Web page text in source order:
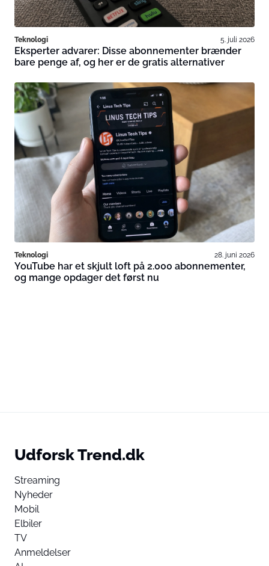
Teknologi 5. juli 2026
Eksperter advarer: Disse abonnementer brænder
bare penge af, og her er de gratis alternativer
Teknologi 28. juni 2026
YouTube har et skjult loft på 2.000 abonnementer,
og mange opdager det først nu
Udforsk Trend.dk
Streaming
Nyheder
Mobil
Elbiler
TV
Anmeldelser